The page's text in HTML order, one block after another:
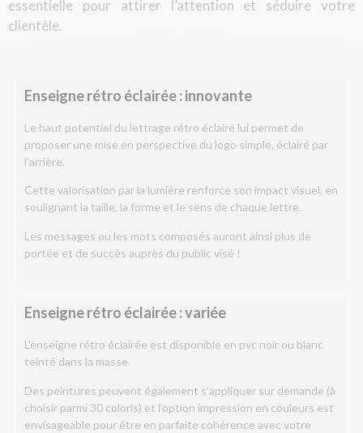
essentielle pour attirer l’attention et séduire votre
clientèle.
Enseigne rétro éclairée : innovante
Le haut potentiel du lettrage rétro éclairé lui permet de
proposer une mise en perspective du logo simple, éclairé par
l’arrière.
Cette valorisation par la lumière renforce son impact visuel, en
soulignant la taille, la forme et le sens de chaque lettre.
Les messages ou les mots composés auront ainsi plus de
portée et de succès auprès du public visé !
Enseigne rétro éclairée : variée
L’enseigne rétro éclairée est disponible en pvc noir ou blanc
teinté dans la masse.
Des peintures peuvent également s’appliquer sur demande (à
choisir parmi 30 coloris) et l’option impression en couleurs est
envisageable pour être en parfaite cohérence avec votre